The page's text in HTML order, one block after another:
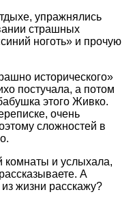
упражнялись
страшных
ноготь» и прочую
исторического»
постучала, а потом
этого Живко.
очень
сложностей в
и услыхала,
А
жизни расскажу?